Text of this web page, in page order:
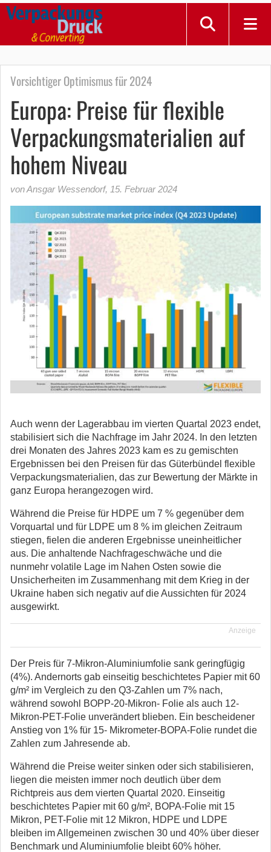
Vorsichtiger Optimismus für 2024
Europa: Preise für flexible
Verpackungsmaterialien auf
hohem Niveau
von Ansgar Wessendorf, 15. Februar 2024
Auch wenn der Lagerabbau im vierten Quartal 2023 endet,
stabilisiert sich die Nachfrage im Jahr 2024. In den letzten
drei Monaten des Jahres 2023 kam es zu gemischten
Ergebnissen bei den Preisen für das Güterbündel flexible
Verpackungsmaterialien, das zur Bewertung der Märkte in
ganz Europa herangezogen wird.
Während die Preise für HDPE um 7 % gegenüber dem
Vorquartal und für LDPE um 8 % im gleichen Zeitraum
stiegen, fielen die anderen Ergebnisse uneinheitlicher
aus. Die anhaltende Nachfrageschwäche und die
nunmehr volatile Lage im Nahen Osten sowie die
Unsicherheiten im Zusammenhang mit dem Krieg in der
Ukraine haben sich negativ auf die Aussichten für 2024
ausgewirkt.
Anzeige
Der Preis für 7-Mikron-Aluminiumfolie sank geringfügig
(4%). Andernorts gab einseitig beschichtetes Papier mit 60
g/m² im Vergleich zu den Q3-Zahlen um 7% nach,
während sowohl BOPP-20-Mikron- Folie als auch 12-
Mikron-PET-Folie unverändert blieben. Ein bescheidener
Anstieg von 1% für 15- Mikrometer-BOPA-Folie rundet die
Zahlen zum Jahresende ab.
Während die Preise weiter sinken oder sich stabilisieren,
liegen die meisten immer noch deutlich über dem
Richtpreis aus dem vierten Quartal 2020. Einseitig
beschichtetes Papier mit 60 g/m², BOPA-Folie mit 15
Mikron, PET-Folie mit 12 Mikron, HDPE und LDPE
bleiben im Allgemeinen zwischen 30 und 40% über dieser
Benchmark und Aluminiumfolie bleibt 60% höher.